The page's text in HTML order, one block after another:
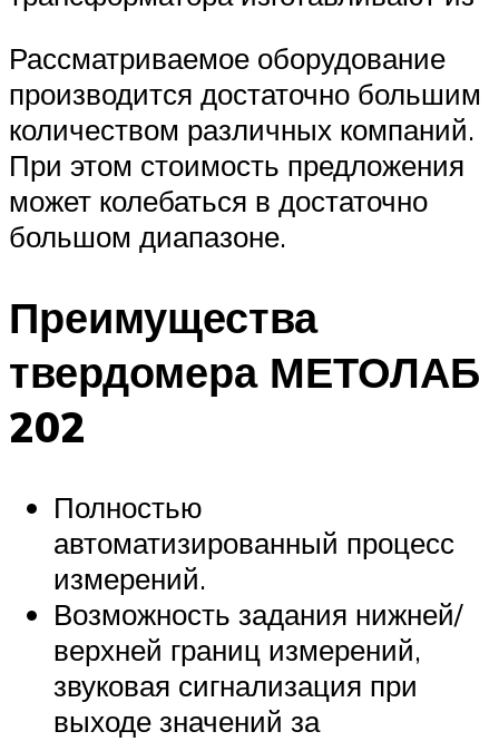
Рассматриваемое оборудование
производится достаточно большим
количеством различных компаний.
При этом стоимость предложения
может колебаться в достаточно
большом диапазоне.
Преимущества
твердомера МЕТОЛАБ
202
Полностью
автоматизированный процесс
измерений.
Возможность задания нижней/
верхней границ измерений,
звуковая сигнализация при
выходе значений за